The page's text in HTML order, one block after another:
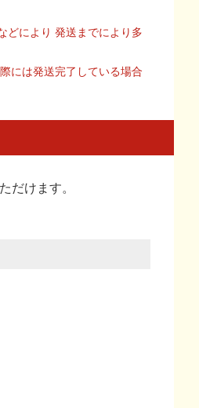
どにより 発送までにより多
には発送完了している場合
だけます。